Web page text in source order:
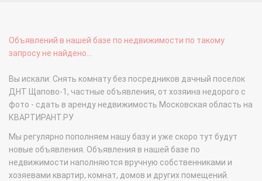
Объявлений в нашей базе по недвижимости по такому
запросу не найдено...
Вы искали: Снять комнату без посредников дачный поселок
ДНТ Щапово-1, частные объявления, от хозяина недорого с
фото - сдать в аренду недвижимость Московская область на
КВАРТИРАНТ.РУ
Мы регулярно пополняем нашу базу и уже скоро тут будут
новые объявления. Объявления в нашей базе по
недвижимости наполняются вручную собственниками и
хозяевами квартир, комнат, домов и других помещений.